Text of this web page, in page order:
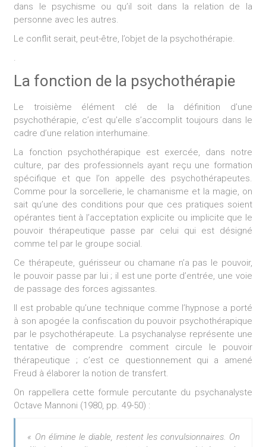
dans le psychisme ou qu’il soit dans la relation de la
personne avec les autres.
Le conflit serait, peut-être, l’objet de la psychothérapie.
.
La fonction de la psychothérapie
Le troisième élément clé de la définition d’une
psychothérapie, c’est qu’elle s’accomplit toujours dans le
cadre d’une relation interhumaine.
La fonction psychothérapique est exercée, dans notre
culture, par des professionnels ayant reçu une formation
spécifique et que l’on appelle des psychothérapeutes.
Comme pour la sorcellerie, le chamanisme et la magie, on
sait qu’une des conditions pour que ces pratiques soient
opérantes tient à l’acceptation explicite ou implicite que le
pouvoir thérapeutique passe par celui qui est désigné
comme tel par le groupe social.
Ce thérapeute, guérisseur ou chamane n’a pas le pouvoir,
le pouvoir passe par lui ; il est une porte d’entrée, une voie
de passage des forces agissantes.
II est probable qu’une technique comme l’hypnose a porté
à son apogée la confiscation du pouvoir psychothérapique
par le psychothérapeute. La psychanalyse représente une
tentative de comprendre comment circule le pouvoir
thérapeutique ; c’est ce questionnement qui a amené
Freud à élaborer la notion de transfert.
On rappellera cette formule percutante du psychanalyste
Octave Mannoni (1980, pp. 49-50) :
« On élimine le diable, restent les convulsionnaires. On